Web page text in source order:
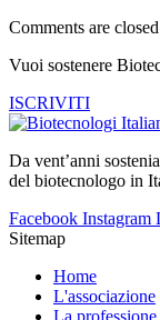
Comments are
Vuoi sostenere
ISCRIVITI
Da vent’anni
del biotecnologo in
Facebook Instagram
Sitemap
Home
L'associazione
La professione